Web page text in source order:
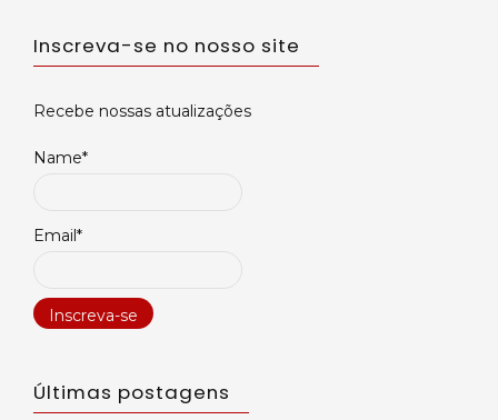
Inscreva-se no nosso site
Recebe nossas atualizações
Name*
Email*
Últimas postagens